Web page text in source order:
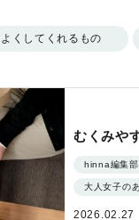
くしてくれるもの
むくみや
hinna編集部
大人女子の
2026.02.27